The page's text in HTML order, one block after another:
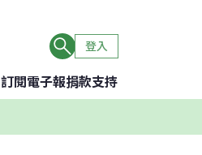
登入
訂閱電子報捐款支持